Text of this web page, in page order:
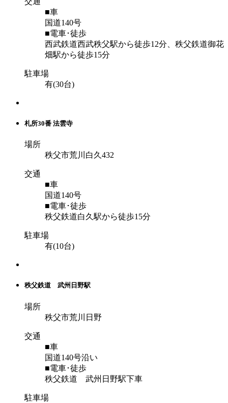
■車
国道140号
■電車･徒歩
西武鉄道西武秩父駅から徒歩12分、秩父鉄道御花
畑駅から徒歩15分
駐車場
有(30台)
札所30番 法雲寺
場所
秩父市荒川白久432
交通
■車
国道140号
■電車･徒歩
秩父鉄道白久駅から徒歩15分
駐車場
有(10台)
秩父鉄道 武州日野駅
場所
秩父市荒川日野
交通
■車
国道140号沿い
■電車･徒歩
秩父鉄道 武州日野駅下車
駐車場